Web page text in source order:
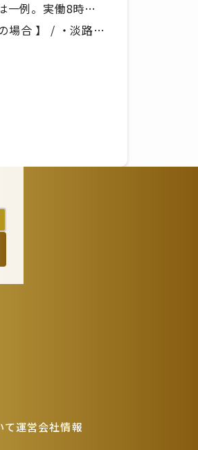
場合 】 / ・淡路IC
バス「平林」か
て運営会社情報